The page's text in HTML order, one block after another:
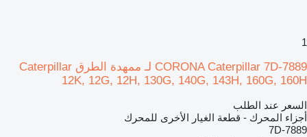
1
CORONA Caterpillar 7D-7889 لـ ممهدة الطرق Caterpillar
12K, 12G, 12H, 130G, 140G, 143H, 160G, 160H
السعر عند الطلب
أجزاء المحرك - قطعة الغيار الأخرى للمحرك
7D-7889